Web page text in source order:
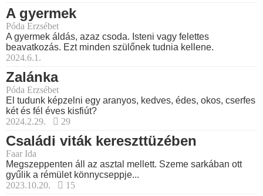
A gyermek
Póda Erzsébet
A gyermek áldás, azaz csoda. Isteni vagy felettes
beavatkozás. Ezt minden szülőnek tudnia kellene.
2024.6.1.
Zalánka
Póda Erzsébet
El tudunk képzelni egy aranyos, kedves, édes, okos, cserfes
két és fél éves kisfiút?
2024.2.29.
29
Családi viták kereszttüzében
Faar Ida
Megszeppenten áll az asztal mellett. Szeme sarkában ott
gyűlik a rémület könnycseppje...
2023.10.20.
15